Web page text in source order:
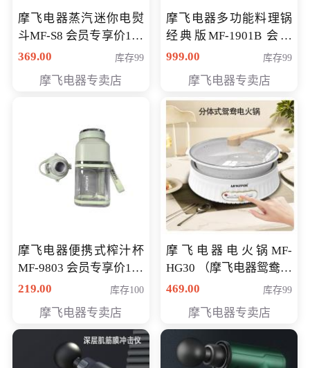
摩飞电器蒸汽迷你电熨
斗MF-S8 会员专享价168
元
369.00 库存99
摩飞电器专卖店
摩飞电器多功能料理锅
经典版MF-1901B 会员
专享价399元
999.00 库存99
摩飞电器专卖店
摩飞电器便携式榨汁杯
MF-9803 会员专享价138
元
219.00 库存100
摩飞电器专卖店
摩飞电器电火锅MF-
HG30 （摩飞电器鸳鸯锅
MF-HG30 ） 会员专享价
469.00 库存99
摩飞电器专卖店